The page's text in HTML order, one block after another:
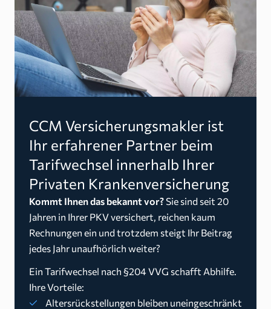
CCM Versicherungsmakler ist
Ihr erfahrener Partner beim
Tarifwechsel innerhalb Ihrer
Privaten Krankenversicherung
Kommt Ihnen das bekannt vor? Sie sind seit 20
Jahren in Ihrer PKV versichert, reichen kaum
Rechnungen ein und trotzdem steigt Ihr Beitrag
jedes Jahr unaufhörlich weiter?
Ein Tarifwechsel nach §204 VVG schafft Abhilfe.
Ihre Vorteile:
Altersrückstellungen bleiben uneingeschränkt